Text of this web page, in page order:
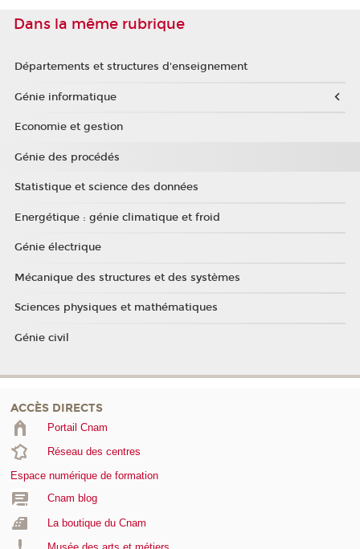
Dans la même rubrique
Départements et structures d'enseignement
Génie informatique
Economie et gestion
Génie des procédés
Statistique et science des données
Energétique : génie climatique et froid
Génie électrique
Mécanique des structures et des systèmes
Sciences physiques et mathématiques
Génie civil
ACCÈS DIRECTS
Portail Cnam
Réseau des centres
Espace numérique de formation
Cnam blog
La boutique du Cnam